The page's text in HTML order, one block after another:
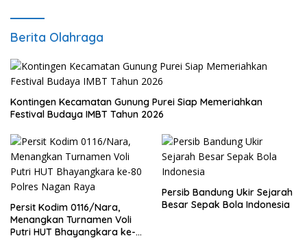
Berita Olahraga
Kontingen Kecamatan Gunung Purei Siap Memeriahkan
Festival Budaya IMBT Tahun 2026
Persit Kodim 0116/Nara,
Menangkan Turnamen Voli
Putri HUT Bhayangkara ke-
Persib Bandung Ukir Sejarah
Besar Sepak Bola Indonesia